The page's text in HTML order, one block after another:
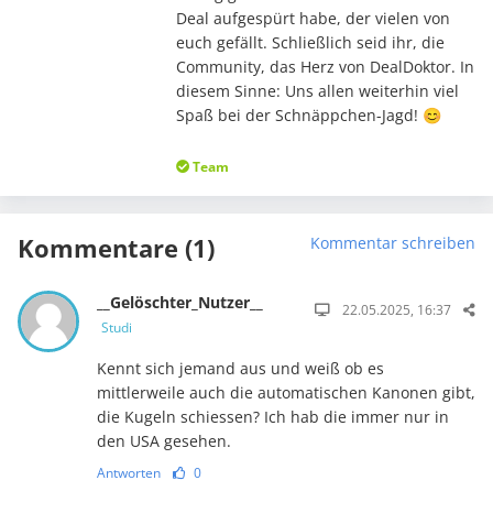
Deal aufgespürt habe, der vielen von
euch gefällt. Schließlich seid ihr, die
Community, das Herz von DealDoktor. In
diesem Sinne: Uns allen weiterhin viel
Spaß bei der Schnäppchen-Jagd! 😊
Team
Kommentare (1) Kommentar schreiben
__Gelöschter_Nutzer__
Studi
22.05.2025, 16:37
Kennt sich jemand aus und weiß ob es
mittlerweile auch die automatischen Kanonen gibt,
die Kugeln schiessen? Ich hab die immer nur in
den USA gesehen.
Antworten 0